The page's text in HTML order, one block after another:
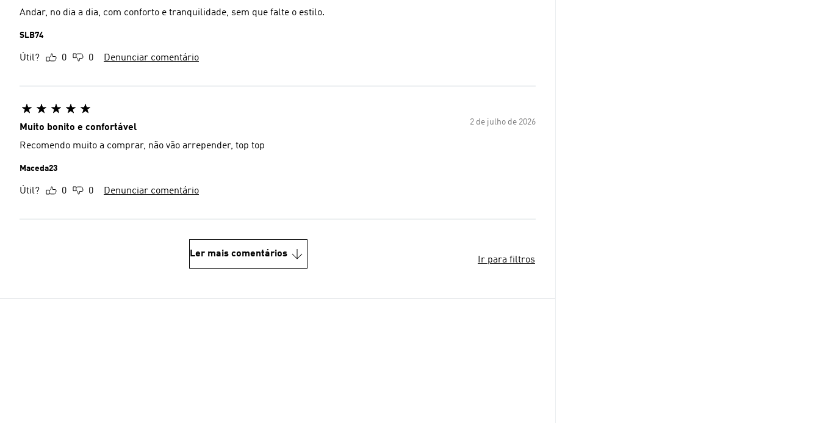
Andar, no dia a dia, com conforto e tranquilidade, sem que falte o estilo.
SLB74
Útil? 0 0 Denunciar comentário
2 de julho de 2026
Muito bonito e confortável
Recomendo muito a comprar, não vão arrepender, top top
Maceda23
Útil? 0 0 Denunciar comentário
Ler mais comentários
Ir para filtros